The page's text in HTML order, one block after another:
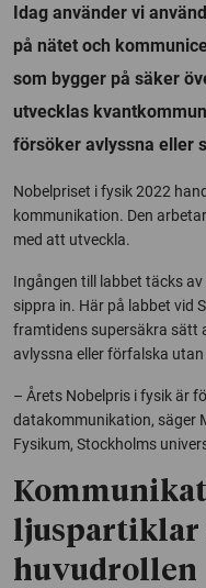
Idag använder vi
på nätet och
som bygger på säker
utvecklas
försöker avlyssna eller
Nobelpriset i fysik 2022
kommunikation. Den
med att utveckla.
Ingången till labbet täcks
sippra in. Här på labbet vid
framtidens supersäkra sätt
avlyssna eller förfalska
– Årets Nobelpris i fysik är
datakommunikation, säger
Fysikum, Stockholms
ljuspartiklar
huvudrollen